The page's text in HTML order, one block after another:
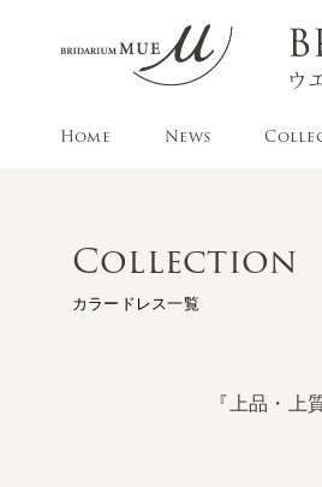
Home News
Collection
カラードレス一覧
『上品・